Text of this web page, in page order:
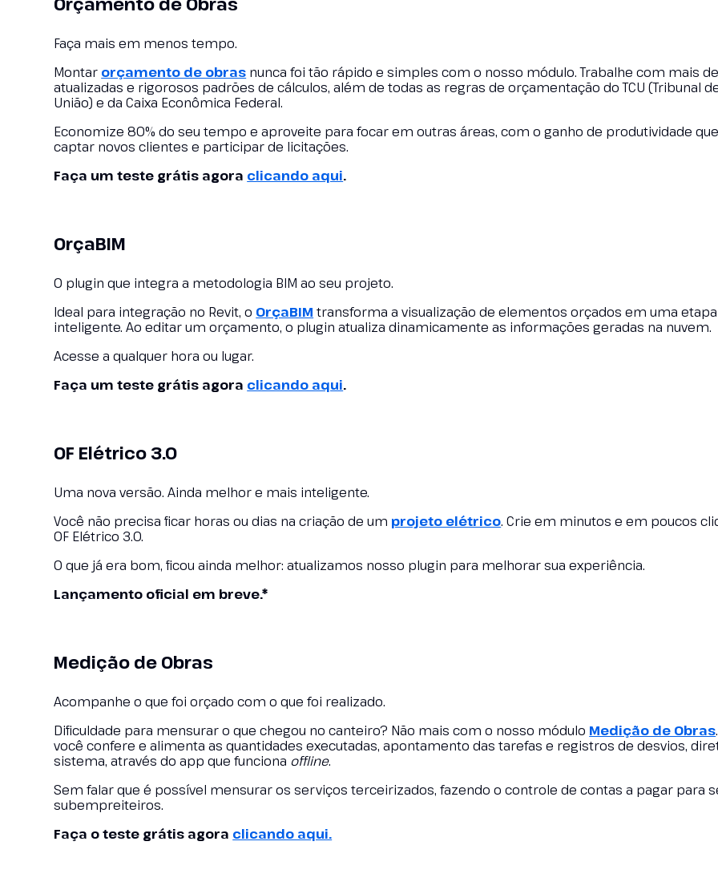
Faça mais em menos tempo.
Montar orçamento de obras nunca foi tão rápido e simples com o nosso módulo. Trabalhe com mais
atualizadas e rigorosos padrões de cálculos, além de todas as regras de orçamentação do TCU (Tribunal
União) e da Caixa Econômica Federal.
Economize 80% do seu tempo e aproveite para focar em outras áreas, com o ganho de produtividade
captar novos clientes e participar de licitações.
Faça um teste grátis agora clicando aqui.
OrçaBIM
O plugin que integra a metodologia BIM ao seu projeto.
Ideal para integração no Revit, o OrçaBIM transforma a visualização de elementos orçados em uma
inteligente. Ao editar um orçamento, o plugin atualiza dinamicamente as informações geradas na nuvem.
Acesse a qualquer hora ou lugar.
Faça um teste grátis agora clicando aqui.
OF Elétrico 3.0
Uma nova versão. Ainda melhor e mais inteligente.
Você não precisa ficar horas ou dias na criação de um projeto elétrico. Crie em minutos e em poucos
OF Elétrico 3.0.
O que já era bom, ficou ainda melhor: atualizamos nosso plugin para melhorar sua experiência.
Lançamento oficial em breve.*
Medição de Obras
Acompanhe o que foi orçado com o que foi realizado.
Dificuldade para mensurar o que chegou no canteiro? Não mais com o nosso módulo Medição de Obras
você confere e alimenta as quantidades executadas, apontamento das tarefas e registros de desvios,
sistema, através do app que funciona offline.
Sem falar que é possível mensurar os serviços terceirizados, fazendo o controle de contas a pagar para
subempreiteiros.
Faça o teste grátis agora clicando aqui.